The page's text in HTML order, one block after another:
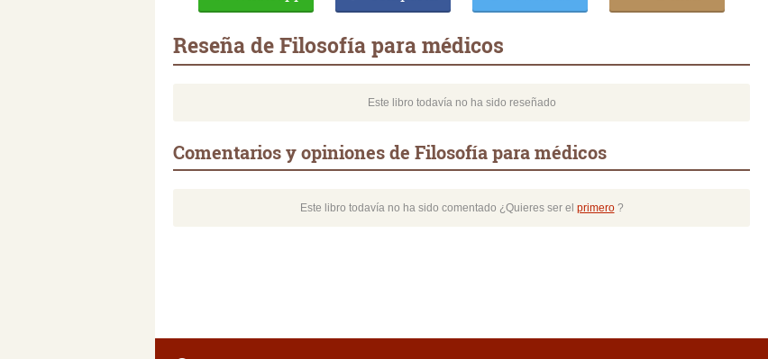
Reseña de Filosofía para médicos
Este libro todavía no ha sido reseñado
Comentarios y opiniones de Filosofía para médicos
Este libro todavía no ha sido comentado ¿Quieres ser el primero?